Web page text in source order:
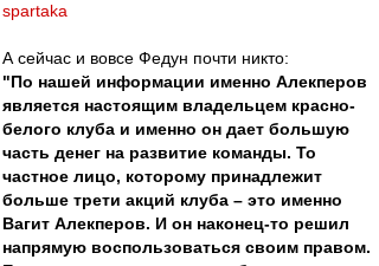
spartaka
А сейчас и вовсе Федун почти никто:
"По нашей информации именно Алекперов
является настоящим владельцем красно-
белого клуба и именно он дает большую
часть денег на развитие команды. То
частное лицо, которому принадлежит
больше трети акций клуба – это именно
Вагит Алекперов. И он наконец-то решил
напрямую воспользоваться своим правом.